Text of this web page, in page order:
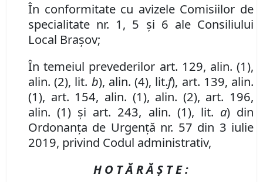
În conformitate cu avizele Comisiilor de
specialitate nr. 1, 5 și 6 ale Consiliului
Local Brașov;
În temeiul prevederilor art. 129, alin. (1),
alin. (2), lit. b), alin. (4), lit.f), art. 139, alin.
(1), art. 154, alin. (1), alin. (2), art. 196,
alin. (1) și art. 243, alin. (1), lit. a) din
Ordonanța de Urgență nr. 57 din 3 iulie
2019, privind Codul administrativ,
H O T Ă R Ă Ş T E :